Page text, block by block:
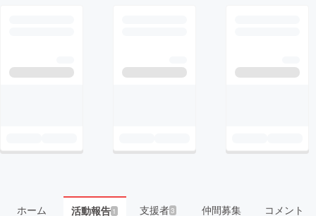
ホーム 活動報告1 支援者3 仲間募集 コメント